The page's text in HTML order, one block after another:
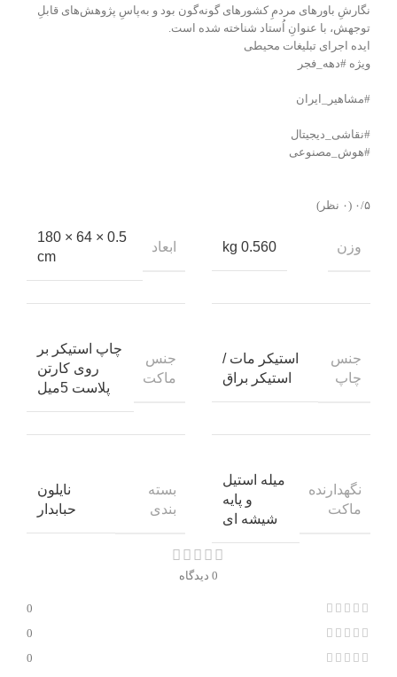
نگارشِ باورهای مردمِ کشورهای گونه‌گون بود و به‌پاسِ پژوهش‌های قابلِ
توجهش، با عنوانِ اُستاد شناخته شده است.
ایده اجرای تبلیغات محیطی
ویژه #دهه_فجر
#مشاهیر_ایران
#نقاشی_دیجیتال
#هوش_مصنوعی
‫۰/۵ ‫(۰ نظر)
وزن 0.560 kg ابعاد
0.5 × 64 × 180
cm
جنس
چاپ
استیکر مات /
استیکر براق
جنس
ماکت
چاپ استیکر بر
روی کارتن
پلاست 5میل
نگهدارنده
ماکت
میله استیل
و پایه
شیشه ای
بسته
بندی
نایلون
حبابدار
0 دیدگاه
0
0
0